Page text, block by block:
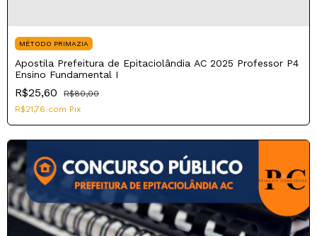
MÉTODO PRIMAZIA
Apostila Prefeitura de Epitaciolândia AC 2025 Professor P4
Ensino Fundamental I
R$25,60
R$80,00
R$21,76 com Pix